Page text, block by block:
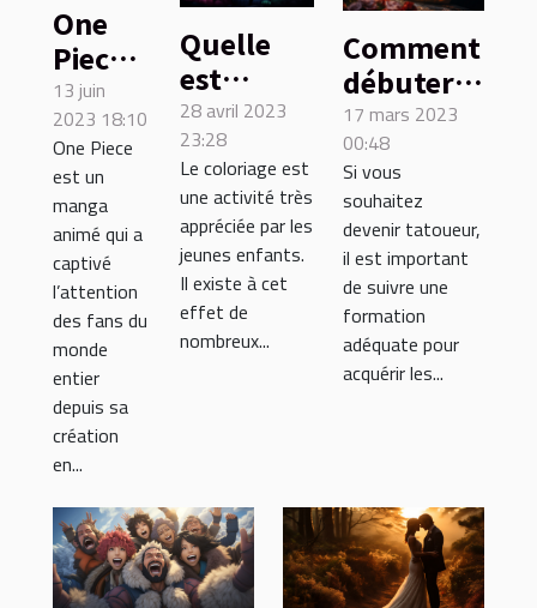
One
Piece :
Luffy
sait-il
nager
?
13 juin
2023 18:10
One Piece
est un
manga
animé qui a
captivé
l’attention
des fans du
monde
entier
depuis sa
création
en...
Quelle
est
l’utilité
de
coloriage
sur les
créatures
Pokémon
?
28 avril 2023
23:28
Le coloriage est
une activité très
appréciée par les
jeunes enfants.
Il existe à cet
effet de
nombreux...
Comment
débuter
une
formation
en
tatouage
?
17 mars 2023
00:48
Si vous
souhaitez
devenir tatoueur,
il est important
de suivre une
formation
adéquate pour
acquérir les...